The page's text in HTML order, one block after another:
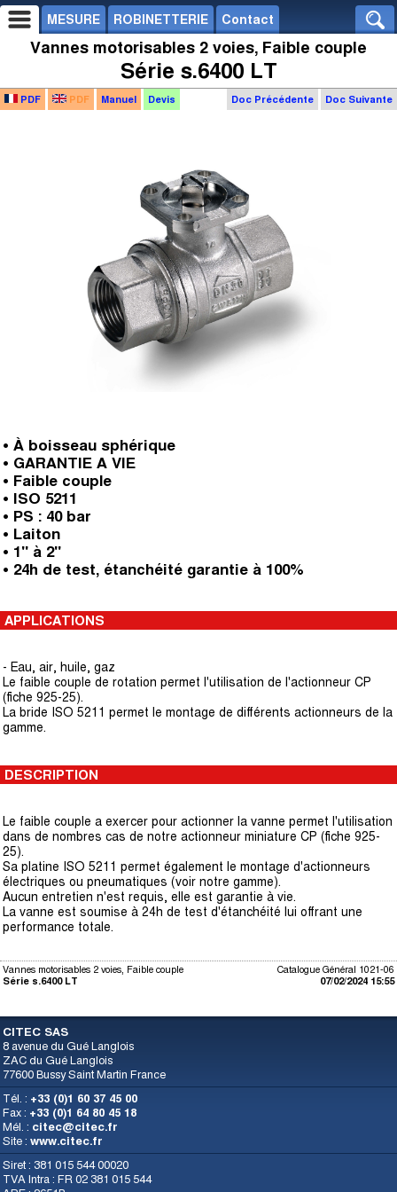
MESURE ROBINETTERIE Contact
Vannes motorisables 2 voies, Faible couple
Série s.6400 LT
Doc Précédente Doc Suivante
PDF PDF Manuel Devis
• À boisseau sphérique
• GARANTIE A VIE
• Faible couple
• ISO 5211
• PS : 40 bar
• Laiton
• 1" à 2"
• 24h de test, étanchéité garantie à 100%
APPLICATIONS
- Eau, air, huile, gaz
Le faible couple de rotation permet l'utilisation de l'actionneur CP
(fiche 925-25).
La bride ISO 5211 permet le montage de différents actionneurs de la
gamme.
DESCRIPTION
Le faible couple a exercer pour actionner la vanne permet l'utilisation
dans de nombres cas de notre actionneur miniature CP (fiche 925-
25).
Sa platine ISO 5211 permet également le montage d'actionneurs
électriques ou pneumatiques (voir notre gamme).
Aucun entretien n'est requis, elle est garantie à vie.
La vanne est soumise à 24h de test d'étanchéité lui offrant une
performance totale.
Catalogue Général 1021-06
07/02/2024 15:55
Vannes motorisables 2 voies, Faible couple
Série s.6400 LT
CITEC SAS
8 avenue du Gué Langlois
ZAC du Gué Langlois
77600 Bussy Saint Martin France
Tél. : +33 (0)1 60 37 45 00
Fax : +33 (0)1 64 80 45 18
Mél. : citec@citec.fr
Site : www.citec.fr
Siret : 381 015 544 00020
TVA Intra : FR 02 381 015 544